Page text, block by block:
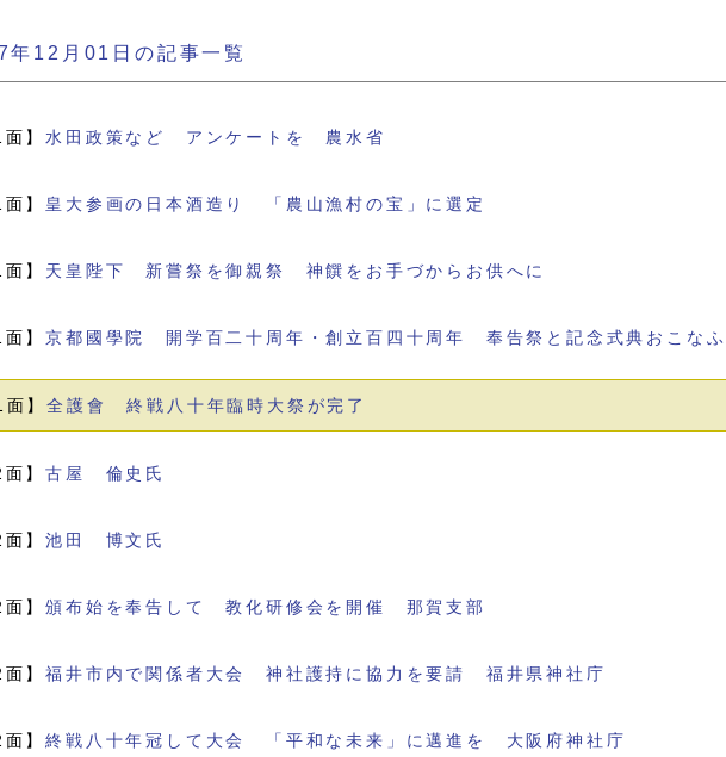
年12月01日の記事一覧
面】水田政策など アンケートを 農水省
面】 皇大参画の日本酒造り 「農山漁村の宝」に選定
面】 天皇陛下 新嘗祭を御親祭 神饌をお手づからお供へに
面】京都國學院 開学百二十周年・創立百四十周年 奉告祭と記念式典おこなふ
面】全護會 終戦八十年臨時大祭が完了
面】古屋 倫史氏
面】池田 博文氏
面】頒布始を奉告して 教化研修会を開催 那賀支部
面】福井市内で関係者大会 神社護持に協力を要請 福井県神社庁
面】終戦八十年冠して大会 「平和な未来」に邁進を 大阪府神社庁